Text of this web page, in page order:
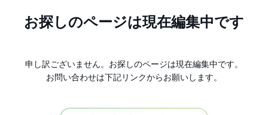
お探しのページは現在編集中です
申し訳ございません。お探しのページは現在編集中です。
お問い合わせは下記リンクからお願いします。